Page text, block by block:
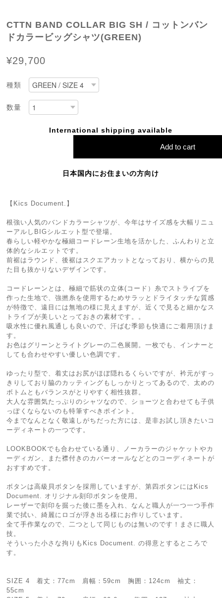
CTTN BAND COLLAR BIG SH / コットンバン
ドカラービッグシャツ(GREEN)
¥29,700
種類
数量
International shipping available
Add to cart
日本国内にお住まいの方向け
【Kics Document.】
根強い人気のバンドカラーシャツが、今年はサイズ感を大幅リニュ
ーアルしBIGシルエット型で登場。
春らしい軽やかな極細コードレーン生地を活かした、ふんわりと立
体的なシルエットです。
前裾はラウンド、後裾はスクエアカットとなっており、横からの見
た目も抜かりないデザインです。
コードレーンとは、極細で筋状の立体(コード）糸でストライプを
作った生地で、強撚糸を使用するためサラッとドライタッチな質感
が特徴で、遠目には無地の様に見えますが、近くで見ると細かなス
トライプが美しいとっておきの素材です。。
吸水性に優れ風通しも良いので、汗ばむ季節も快適にご着用頂けま
す。
お色はグリーンとライトグレーの二色展開。一枚でも、インナーと
しても合わせやすい優しい色調です。
ゆったり型で、着丈はお尻がほぼ隠れるくらいですが、衿元がすっ
きりしており脇のカッティングもしっかりとってあるので、太めの
ボトムともバランスがとりやすく相性抜群。
大人な雰囲気たっぷりのシャツなので、ショーツと合わせても子供
っぽくならないのも特筆すべきポイント。
今までなんとなく敬遠しがちだった方には、是非お試し頂きたいコ
ーディネートの一つです。
LOOKBOOKでも合わせている通り、ノーカラーのジャケットやカ
ーディガン、また襟付きのカバーオールなどとのコーディネートが
おすすめです。
ボタンは高級貝ボタンを採用していますが、第四ボタンにはKics
Document. オリジナル刻印ボタンを使用。
レーザーで刻印を掘った後に墨を入れ、なんと職人が一つ一つ手作
業で拭い、綺麗にロゴが浮き出る様にお作りしています。
全て手作業なので、二つとして同じものは無いのです！まさに職人
技。
そういった小さな拘りもKics Document. の得意とするところで
す。
SIZE 4 着丈：77cm 肩幅：59cm 胸囲：124cm 袖丈：
55cm